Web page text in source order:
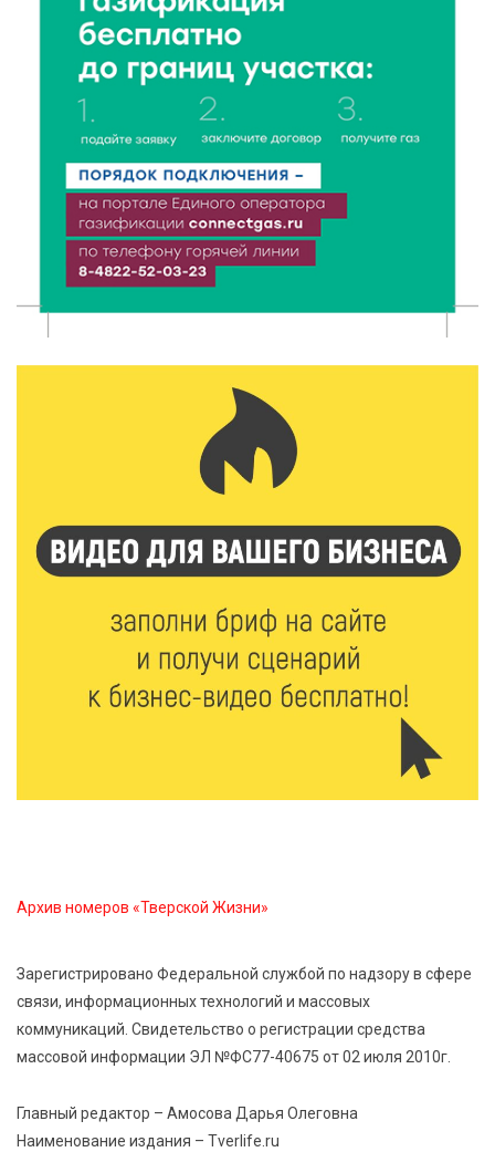
8 Авг 2026 05:02 258
день
7 Авг 2026 23:02 330
В Тверской области стартовала четвертая смена:
инспекторы ГИБДД напомнили школьникам
правила безопасности в автобусах
7 Авг 2026 22:32 344
Сотрудники УФСИН по Тверской области
физкультурника
358
Новые правила РЖД: пассажиров начнут
информировать об изменениях маршрута в
7 Авг 2026 21:02 505
Социальный фонд РФ представил актуальные
данные о численности пенсионеров
7 Авг 2026 20:02 393
В Ржеве чествовали работников строительной
отрасли
Зарядка со стражем порядка объединила детей в
«Чайке»
Архив номеров «Тверской Жизни»
Зарегистрировано Федеральной службой по надзору в сфере
связи, информационных технологий и массовых
коммуникаций. Свидетельство о регистрации средства
массовой информации ЭЛ №ФС77-40675 от 02 июля 2010г.
Главный редактор – Амосова Дарья Олеговна
Наименование издания – Tverlife.ru